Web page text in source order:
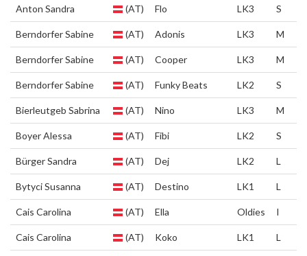
Anton Sandra (AT) Flo LK3 S
Berndorfer Sabine (AT) Adonis LK3 M
Berndorfer Sabine (AT) Cooper LK3 M
Berndorfer Sabine (AT) Funky Beats LK2 S
Bierleutgeb Sabrina (AT) Nino LK3 M
Boyer Alessa (AT) Fibi LK2 S
Bürger Sandra (AT) Dej LK2 L
Bytyci Susanna (AT) Destino LK1 L
Cais Carolina (AT) Ella Oldies I
Cais Carolina (AT) Koko LK1 L